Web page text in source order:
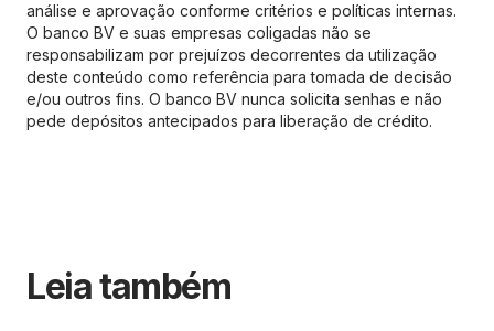
análise e aprovação conforme critérios e políticas internas.
O banco BV e suas empresas coligadas não se
responsabilizam por prejuízos decorrentes da utilização
deste conteúdo como referência para tomada de decisão
e/ou outros fins. O banco BV nunca solicita senhas e não
pede depósitos antecipados para liberação de crédito.
Leia também